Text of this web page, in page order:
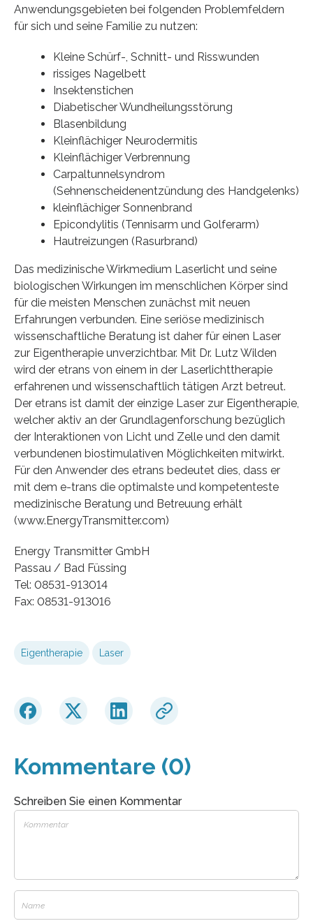
Anwendungsgebieten bei folgenden Problemfeldern
für sich und seine Familie zu nutzen:
Kleine Schürf-, Schnitt- und Risswunden
rissiges Nagelbett
Insektenstichen
Diabetischer Wundheilungsstörung
Blasenbildung
Kleinflächiger Neurodermitis
Kleinflächiger Verbrennung
Carpaltunnelsyndrom
(Sehnenscheidenentzündung des Handgelenks)
kleinflächiger Sonnenbrand
Epicondylitis (Tennisarm und Golferarm)
Hautreizungen (Rasurbrand)
Das medizinische Wirkmedium Laserlicht und seine
biologischen Wirkungen im menschlichen Körper sind
für die meisten Menschen zunächst mit neuen
Erfahrungen verbunden. Eine seriöse medizinisch
wissenschaftliche Beratung ist daher für einen Laser
zur Eigentherapie unverzichtbar. Mit Dr. Lutz Wilden
wird der etrans von einem in der Laserlichttherapie
erfahrenen und wissenschaftlich tätigen Arzt betreut.
Der etrans ist damit der einzige Laser zur Eigentherapie,
welcher aktiv an der Grundlagenforschung bezüglich
der Interaktionen von Licht und Zelle und den damit
verbundenen biostimulativen Möglichkeiten mitwirkt.
Für den Anwender des etrans bedeutet dies, dass er
mit dem e-trans die optimalste und kompetenteste
medizinische Beratung und Betreuung erhält
(www.EnergyTransmitter.com)
Energy Transmitter GmbH
Passau / Bad Füssing
Tel: 08531-913014
Fax: 08531-913016
Eigentherapie Laser
Kommentare (0)
Schreiben Sie einen Kommentar